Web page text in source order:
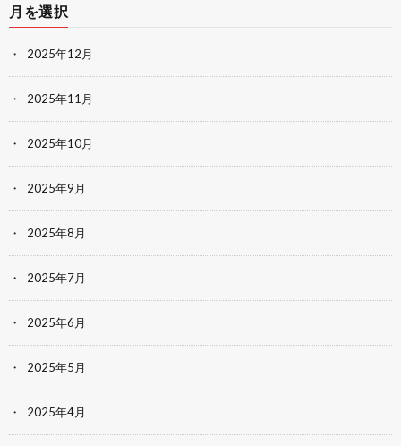
月を選択
2025年12月
2025年11月
2025年10月
2025年9月
2025年8月
2025年7月
2025年6月
2025年5月
2025年4月